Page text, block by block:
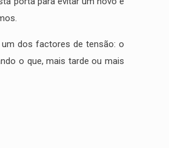
um dos factores de tensão: o
o que, mais tarde ou mais